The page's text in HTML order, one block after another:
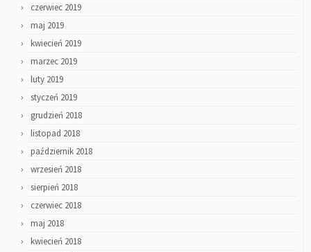
czerwiec 2019
maj 2019
kwiecień 2019
marzec 2019
luty 2019
styczeń 2019
grudzień 2018
listopad 2018
październik 2018
wrzesień 2018
sierpień 2018
czerwiec 2018
maj 2018
kwiecień 2018